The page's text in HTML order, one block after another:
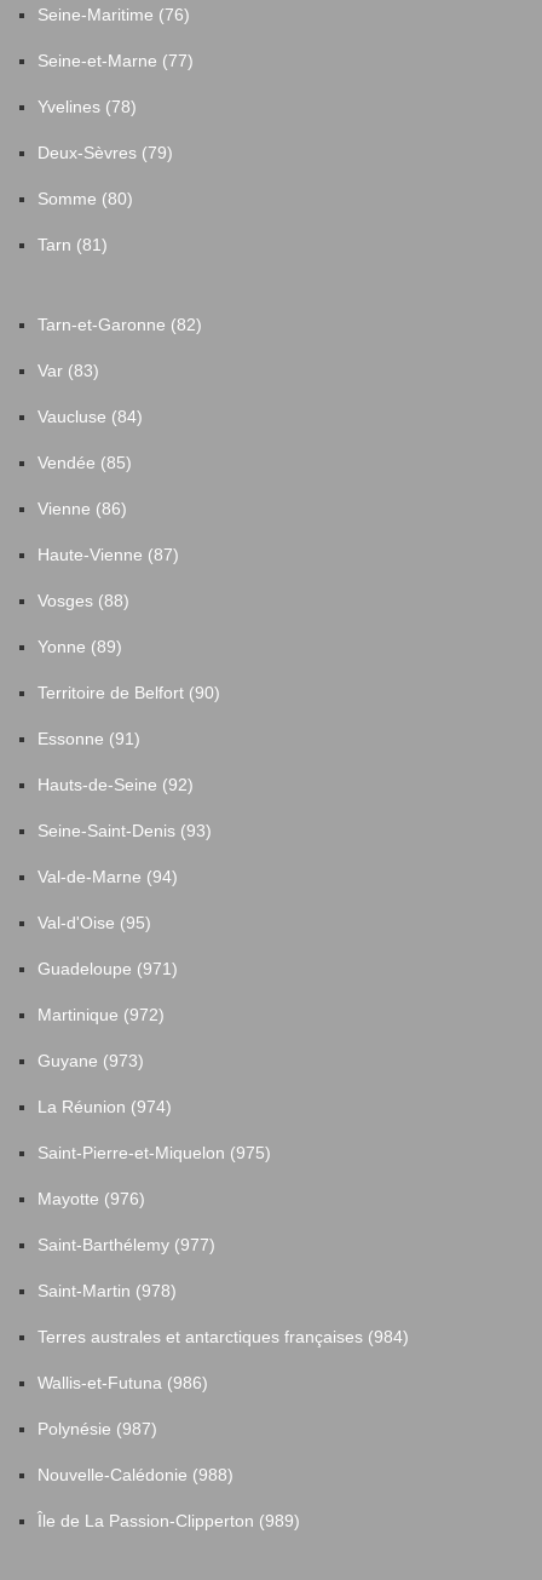
Seine-Maritime (76)
Seine-et-Marne (77)
Yvelines (78)
Deux-Sèvres (79)
Somme (80)
Tarn (81)
Tarn-et-Garonne (82)
Var (83)
Vaucluse (84)
Vendée (85)
Vienne (86)
Haute-Vienne (87)
Vosges (88)
Yonne (89)
Territoire de Belfort (90)
Essonne (91)
Hauts-de-Seine (92)
Seine-Saint-Denis (93)
Val-de-Marne (94)
Val-d'Oise (95)
Guadeloupe (971)
Martinique (972)
Guyane (973)
La Réunion (974)
Saint-Pierre-et-Miquelon (975)
Mayotte (976)
Saint-Barthélemy (977)
Saint-Martin (978)
Terres australes et antarctiques françaises (984)
Wallis-et-Futuna (986)
Polynésie (987)
Nouvelle-Calédonie (988)
Île de La Passion-Clipperton (989)